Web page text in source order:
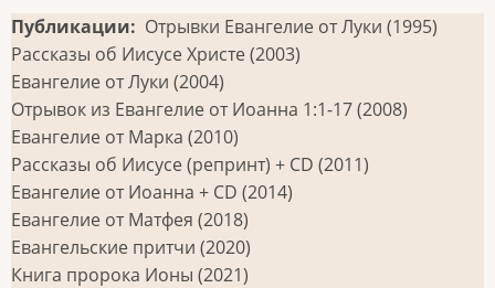
Публикации
Отрывки Евангелие от Луки (1995)
Рассказы об Иисусе Христе (2003)
Евангелие от Луки (2004)
Отрывок из Евангелие от Иоанна 1:1-17 (2008)
Евангелие от Марка (2010)
Рассказы об Иисусе (репринт) + СD (2011)
Евангелие от Иоанна + CD (2014)
Евангелие от Матфея (2018)
Евангельские притчи (2020)
Книга пророка Ионы (2021)